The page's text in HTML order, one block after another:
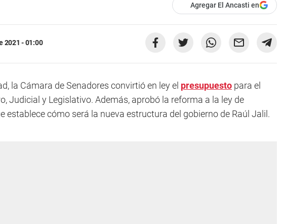
Agregar El Ancasti en
2021 - 01:00
la Cámara de Senadores convirtió en ley el presupuesto para el
Judicial y Legislativo. Además, aprobó la reforma a la ley de
establece cómo será la nueva estructura del gobierno de Raúl Jalil.